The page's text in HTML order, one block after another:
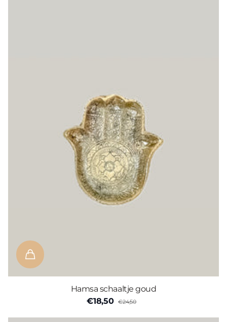
Hamsa schaaltje goud
€18,50 €24,50